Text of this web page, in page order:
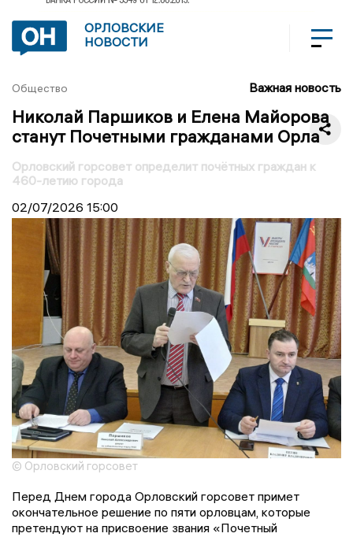
ОРЛОВСКИЕ
НОВОСТИ
Общество Важная новость
Николай Паршиков и Елена Майорова
станут Почетными гражданами Орла
Орловский горсовет определит почётных граждан к
460-летию города
02/07/2026 15:00
© Орловский горсовет
Перед Днем города Орловский горсовет примет
окончательное решение по пяти орловцам, которые
претендуют на присвоение звания «Почетный